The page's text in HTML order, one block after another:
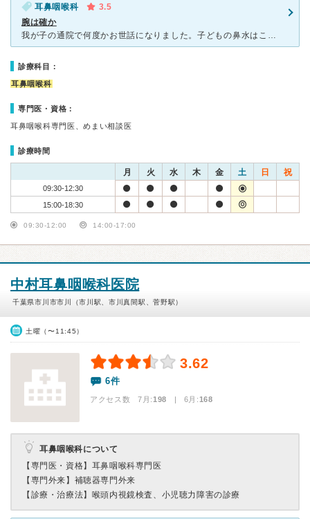
耳鼻咽喉科
3.5
腕は確か
我が子の通院で何度かお世話になりました。子どもの鼻水はこまめに吸ってあげたいけど、それだけのために小児科に連れて行くと他の病気ももらいそう…と躊躇していた頃、ありもとさんの噂を聞いて行ってきました。先
診療科目：
耳鼻咽喉科
専門医・資格：
耳鼻咽喉科専門医、めまい相談医
診療時間
月 火 水 木 金 土 日 祝
09:30-12:30
15:00-18:30
09:30-12:00 14:00-17:00
中村耳鼻咽喉科医院
千葉県市川市市川（市川駅、市川真間駅、菅野駅）
土曜（〜11:45）
3.62
6件
アクセス数 7月:198 | 6月:168
耳鼻咽喉科について
【専門医・資格】 耳鼻咽喉科専門医
【専門外来】 補聴器専門外来
【診療・治療法】 喉頭内視鏡検査、小児聴力障害の診療